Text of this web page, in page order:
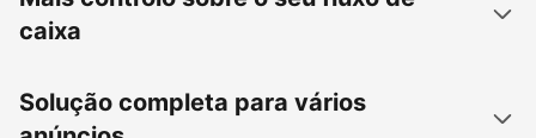
caixa
Solução completa para vários